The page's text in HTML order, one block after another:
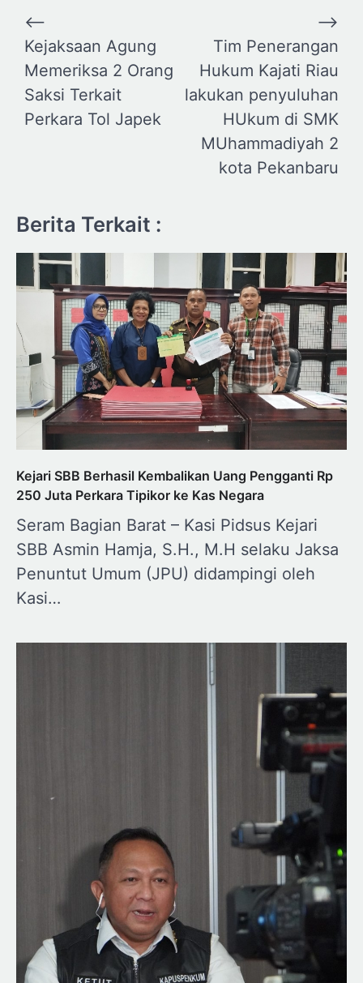
Navigasi
pos
⟵
Kejaksaan Agung
Memeriksa 2 Orang
Saksi Terkait
Perkara Tol Japek
Tim Penerangan
Hukum Kajati Riau
lakukan penyuluhan
HUkum di SMK
MUhammadiyah 2
kota Pekanbaru
⟶
Berita Terkait :
Kejari SBB Berhasil Kembalikan Uang Pengganti Rp
250 Juta Perkara Tipikor ke Kas Negara
Seram Bagian Barat – Kasi Pidsus Kejari
SBB Asmin Hamja, S.H., M.H selaku Jaksa
Penuntut Umum (JPU) didampingi oleh
Kasi…